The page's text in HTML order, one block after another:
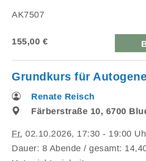
AK7507
155,00 €
Grundkurs für
Renate Reisch
Färberstraße 10, 6700
Fr. 02.10.2026, 17:30 - 19:00
Dauer: 8 Abende / gesamt: